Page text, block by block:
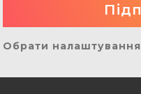
Обрати налаштування